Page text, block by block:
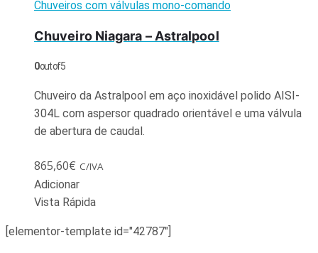
Chuveiros com válvulas mono-comando
Chuveiro Niagara – Astralpool
0out of 5
Chuveiro da Astralpool em aço inoxidável polido AISI-
304L com aspersor quadrado orientável e uma válvula
de abertura de caudal.
865,60€ C/IVA
Adicionar
Vista Rápida
[elementor-template id="42787"]